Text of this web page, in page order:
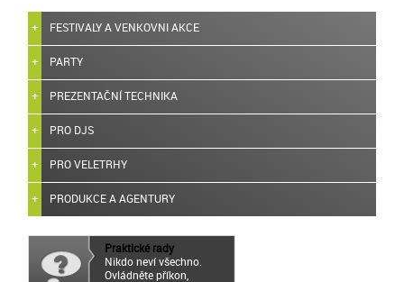
FESTIVALY A VENKOVNI AKCE
PARTY
PREZENTAČNÍ TECHNIKA
PRO DJS
PRO VELETRHY
PRODUKCE A AGENTURY
Praktické rady
Nikdo neví všechno.
Ovládněte příkon,